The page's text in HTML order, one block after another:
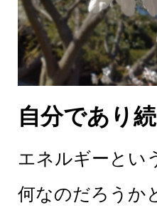
自分であり
エネルギーとい
何なのだろうか